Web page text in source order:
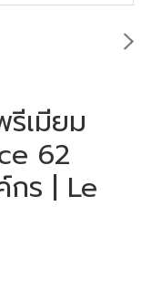
เมียม
62
ร | Le